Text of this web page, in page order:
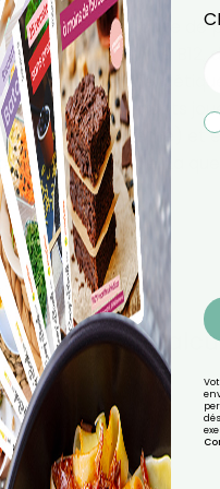
source intéressante
que de la vitamine
ces nutriments
lait demi-écrémé) et
nutritionnelle. La
?”.